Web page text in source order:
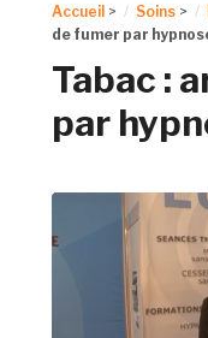
Accueil > Soins >
de fumer par
Tabac :
par